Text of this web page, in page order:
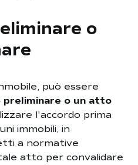
o
può essere
o un atto
l'accordo prima
immobili, in
a normative
atto per convalidare